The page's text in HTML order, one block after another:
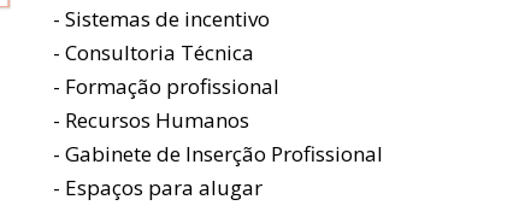
- Sistemas de incentivo
- Consultoria Técnica
- Formação profissional
- Recursos Humanos
- Gabinete de Inserção Profissional
- Espaços para alugar